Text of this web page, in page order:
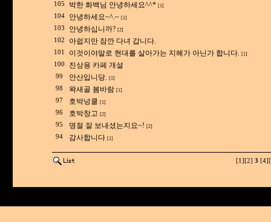
105 박한 화백님 안녕하세요^^* [1]
104 안녕하세요~^.~ [1]
103 안녕하십니까? [2]
102 아쉽지만 잠깐 다녀 갑니다.
101 이것이야말로 현대를 살아가는 지헤가 아닌가 합니다. [1]
100 진상용 카페 개설
99 안산입니당. [1]
98 왁새골 봄바람 [1]
97 호박넝쿨 [1]
96 호박창고 [2]
95 명절 잘 보내셨는지요~! [2]
94 감사합니다 [1]
[1] [2] 3 [4]